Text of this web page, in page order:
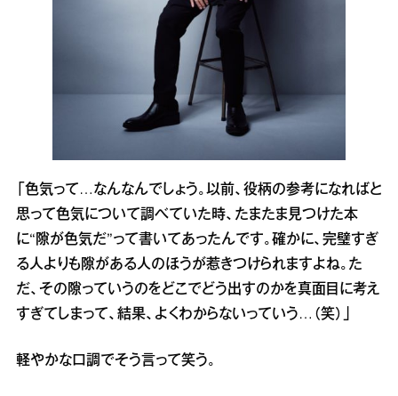
「色気って…なんなんでしょう。以前、役柄の参考になればと
思って色気について調べていた時、たまたま見つけた本
に“隙が色気だ”って書いてあったんです。確かに、完璧すぎ
る人よりも隙がある人のほうが惹きつけられますよね。た
だ、その隙っていうのをどこでどう出すのかを真面目に考え
すぎてしまって、結果、よくわからないっていう…（笑）」
軽やかな口調でそう言って笑う。